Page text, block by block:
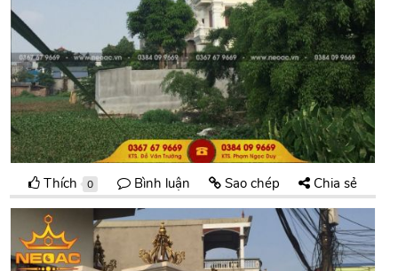
Thích 0 Bình luận Sao chép Chia sẻ